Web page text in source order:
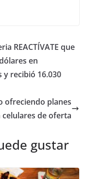
REACTÍVATE que
en
y recibió 16.030
ofreciendo planes
celulares de oferta
gustar